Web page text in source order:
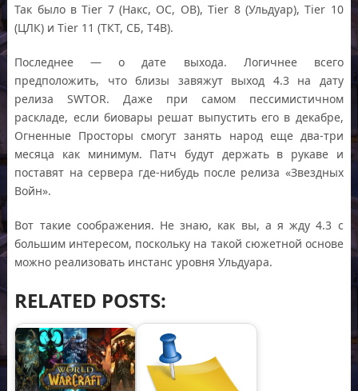
Так было в Tier 7 (Накс, ОС, ОВ), Tier 8 (Ульдуар), Tier 10
(ЦЛК) и Tier 11 (ТКТ, СБ, Т4В).
Последнее — о дате выхода. Логичнее всего
предположить, что близы завяжут выход 4.3 на дату
релиза SWTOR. Даже при самом пессимистичном
раскладе, если биовары решат выпустить его в декабре,
Огненные Просторы смогут занять народ еще два-три
месяца как минимум. Патч будут держать в рукаве и
поставят на сервера где-нибудь после релиза «Звездных
Войн».
Вот такие соображения. Не знаю, как вы, а я жду 4.3 с
большим интересом, поскольку на такой сюжетной основе
можно реализовать инстанс уровня Ульдуара.
RELATED POSTS: